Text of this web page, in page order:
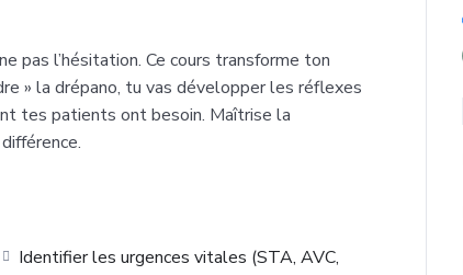
pas l’hésitation. Ce cours transforme ton
» la drépano, tu vas développer les réflexes
tes patients ont besoin. Maîtrise la
Identifier les urgences vitales (STA, AVC,